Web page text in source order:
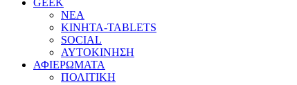
GEEK
ΝΕΑ
ΚΙΝΗΤΑ-TABLETS
SOCIAL
ΑΥΤΟΚΙΝΗΣΗ
ΑΦΙΕΡΩΜΑΤΑ
ΠΟΛΙΤΙΚΗ